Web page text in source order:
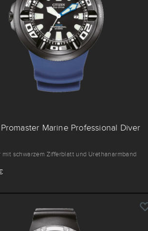
Marine Professional Diver
mit schwarzem Zifferblatt und Urethanarmband